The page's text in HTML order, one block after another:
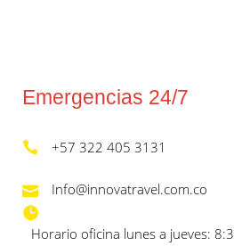
Emergencias 24/7
+57 322 405 3131
Info@innovatravel.com.co
Horario oficina lunes a jueves: